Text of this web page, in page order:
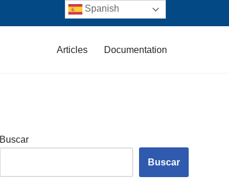
Articles Documentation
Buscar
Buscar
Spanish